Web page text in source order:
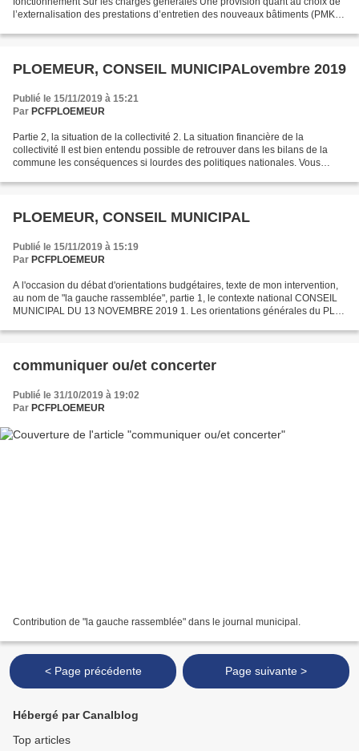
l’externalisation des prestations d’entretien des nouveaux bâtiments (PMK,
PLOEMEUR, CONSEIL MUNICIPALovembre 2019
Publié le 15/11/2019 à 15:21
Par PCFPLOEMEUR
Partie 2, la situation de la collectivité 2. La situation financière de la
collectivité Il est bien entendu possible de retrouver dans les bilans de la
commune les conséquences si lourdes des politiques nationales. Vous
PLOEMEUR, CONSEIL MUNICIPAL
Publié le 15/11/2019 à 15:19
Par PCFPLOEMEUR
A l'occasion du débat d'orientations budgétaires, texte de mon intervention,
au nom de "la gauche rassemblée", partie 1, le contexte national CONSEIL
MUNICIPAL DU 13 NOVEMBRE 2019 1. Les orientations générales du PLF
communiquer ou/et concerter
Publié le 31/10/2019 à 19:02
Par PCFPLOEMEUR
Contribution de "la gauche rassemblée" dans le journal municipal.
< Page précédente Page suivante >
Hébergé par Canalblog
Top articles